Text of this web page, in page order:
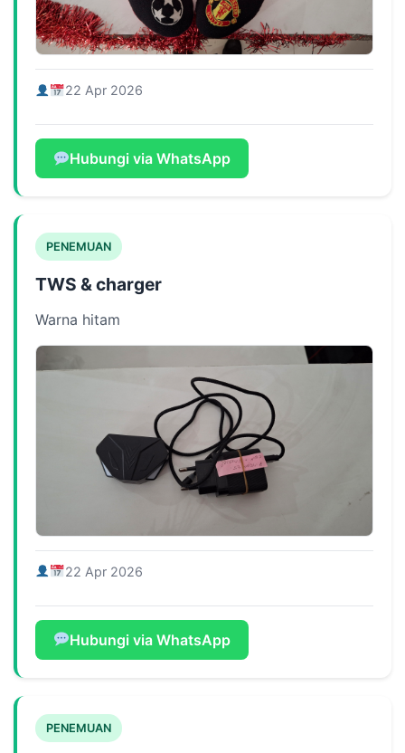
22 Apr 2026
Hubungi via WhatsApp
PENEMUAN
TWS & charger
Warna hitam
22 Apr 2026
Hubungi via WhatsApp
PENEMUAN